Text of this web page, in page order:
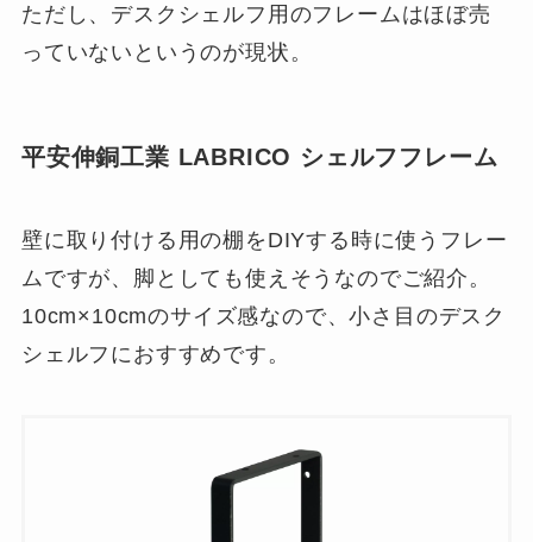
ただし、デスクシェルフ用のフレームはほぼ売
っていないというのが現状。
平安伸銅工業 LABRICO シェルフフレーム
壁に取り付ける用の棚をDIYする時に使うフレー
ムですが、脚としても使えそうなのでご紹介。
10cm×10cmのサイズ感なので、小さ目のデスク
シェルフにおすすめです。